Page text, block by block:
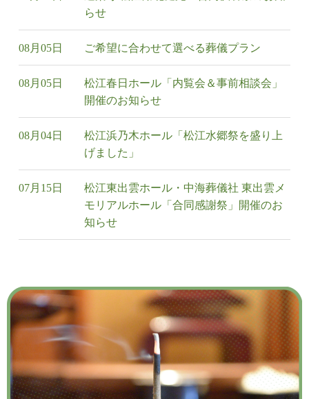
らせ
08月05日 ご希望に合わせて選べる葬儀プラン
08月05日
松江春日ホール「内覧会＆事前相談会」
開催のお知らせ
08月04日
松江浜乃木ホール「松江水郷祭を盛り上
げました」
07月15日
松江東出雲ホール・中海葬儀社 東出雲メ
モリアルホール「合同感謝祭」開催のお
知らせ